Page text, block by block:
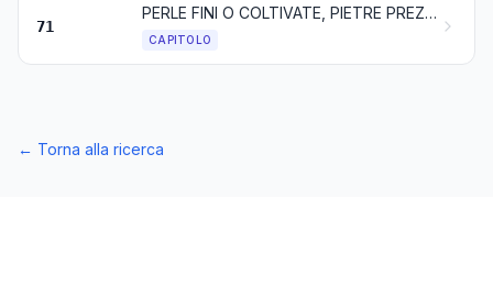
71
PERLE FINI O COLTIVATE, PIETRE PREZIOSE (GEMME), PIETRE SEMIPREZIOSE (FINI), METALLI PREZIOSI, METALLI PLACCATI O RICOPERTI DI METALLI PREZIOSI E LAVORI DI QUESTE MATERIE; MINUTERIE DI BIGIOTTERIA; MONETE
CAPITOLO
← Torna alla ricerca